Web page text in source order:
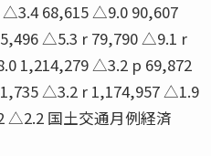
68,615 △9.0 90,607
△5.3 r 79,790 △9.1 r
1,214,279 △3.2 p 69,872
△3.2 r 1,174,957 △1.9
△2.2 国土交通月例経済